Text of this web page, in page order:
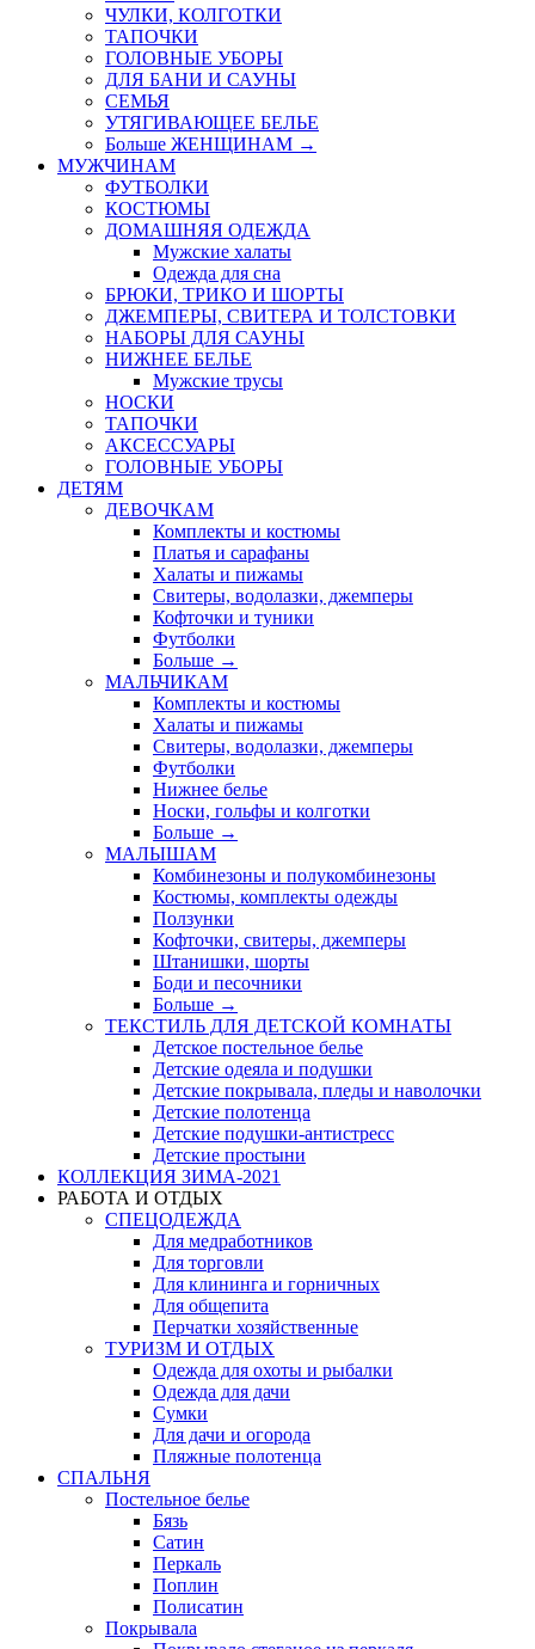
ЧУЛКИ, КОЛГОТКИ
ТАПОЧКИ
ГОЛОВНЫЕ УБОРЫ
ДЛЯ БАНИ И САУНЫ
СЕМЬЯ
УТЯГИВАЮЩЕЕ БЕЛЬЕ
Больше ЖЕНЩИНАМ →
МУЖЧИНАМ
ФУТБОЛКИ
КОСТЮМЫ
ДОМАШНЯЯ ОДЕЖДА
Мужские халаты
Одежда для сна
БРЮКИ, ТРИКО И ШОРТЫ
ДЖЕМПЕРЫ, СВИТЕРА И ТОЛСТОВКИ
НАБОРЫ ДЛЯ САУНЫ
НИЖНЕЕ БЕЛЬЕ
Мужские трусы
НОСКИ
ТАПОЧКИ
АКСЕССУАРЫ
ГОЛОВНЫЕ УБОРЫ
ДЕТЯМ
ДЕВОЧКАМ
Комплекты и костюмы
Платья и сарафаны
Халаты и пижамы
Свитеры, водолазки, джемперы
Кофточки и туники
Футболки
Больше →
МАЛЬЧИКАМ
Комплекты и костюмы
Халаты и пижамы
Свитеры, водолазки, джемперы
Футболки
Нижнее белье
Носки, гольфы и колготки
Больше →
МАЛЫШАМ
Комбинезоны и полукомбинезоны
Костюмы, комплекты одежды
Ползунки
Кофточки, свитеры, джемперы
Штанишки, шорты
Боди и песочники
Больше →
ТЕКСТИЛЬ ДЛЯ ДЕТСКОЙ КОМНАТЫ
Детское постельное белье
Детские одеяла и подушки
Детские покрывала, пледы и наволочки
Детские полотенца
Детские подушки-антистресс
Детские простыни
КОЛЛЕКЦИЯ ЗИМА-2021
РАБОТА И ОТДЫХ
СПЕЦОДЕЖДА
Для медработников
Для торговли
Для клининга и горничных
Для общепита
Перчатки хозяйственные
ТУРИЗМ И ОТДЫХ
Одежда для охоты и рыбалки
Одежда для дачи
Сумки
Для дачи и огорода
Пляжные полотенца
СПАЛЬНЯ
Постельное белье
Бязь
Сатин
Перкаль
Поплин
Полисатин
Покрывала